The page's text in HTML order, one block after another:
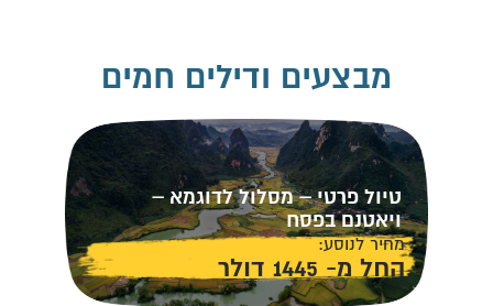
מבצעים ודילים חמים
טיול פרטי – מסלול לדוגמא –
ויאטנם בפסח
מחיר לנוסע:
החל מ- 1445 דולר